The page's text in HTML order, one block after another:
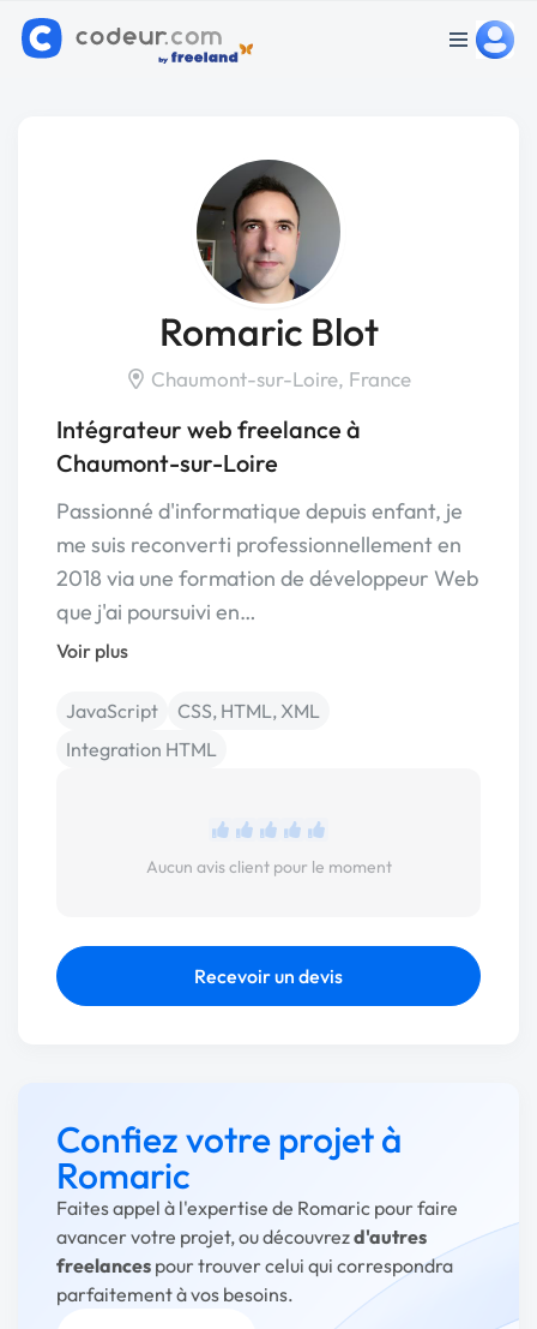
Romaric Blot
Chaumont-sur-Loire, France
Intégrateur web freelance à
Chaumont-sur-Loire
Passionné d'informatique depuis enfant, je
me suis reconverti professionnellement en
2018 via une formation de développeur Web
que j'ai poursuivi en…
Voir plus
JavaScript
CSS, HTML, XML
Integration HTML
Aucun avis client pour le moment
Recevoir un devis
Confiez votre projet à
Romaric
Faites appel à l'expertise de Romaric pour faire
avancer votre projet, ou découvrezd'autres
freelances pour trouver celui qui correspondra
parfaitement à vos besoins.